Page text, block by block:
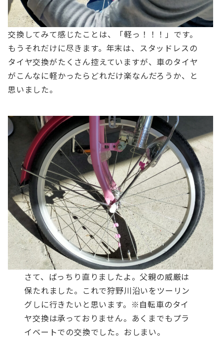
交換してみて感じたことは、「軽っ！！！」です。
もうそれだけに尽きます。 年末は、スタッドレスの
タイヤ交換がたくさん控えていますが、車のタイヤ
がこんなに軽かったらどれだけ楽なんだろうか、と
思いました。
さて、ばっちり直りましたよ。父親の威厳は
保たれました。 これで狩野川沿いをツーリン
グしに行きたいと思います。 ※自転車のタイ
ヤ交換は承っておりません。あくまでもプラ
イベートでの交換でした。おしまい。